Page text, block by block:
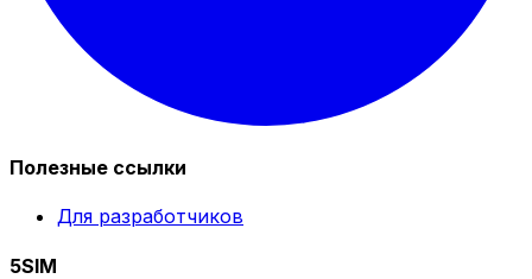
Полезные ссылки
Для разработчиков
5SIM